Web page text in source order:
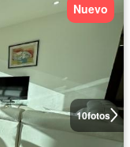
10fotos
Nuevo